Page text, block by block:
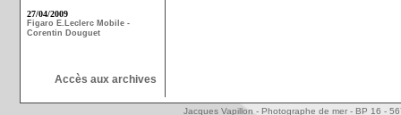
27/04/2009
Figaro E.Leclerc Mobile -
Corentin Douguet
Accès aux archives
Jacques Vapillon - Photographe de mer - BP 16 -